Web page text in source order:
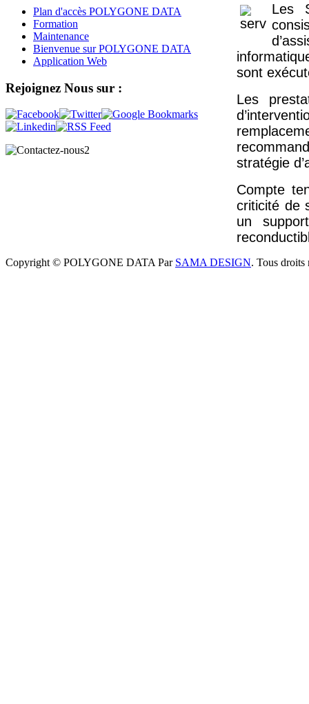
Plan d'accès POLYGONE DATA
Formation
Maintenance
Bienvenue sur POLYGONE DATA
Application Web
Rejoignez Nous sur :
Les
sont
Les
stratégie
Compte
criticité de
un
Copyright © POLYGONE DATA Par SAMA DESIGN. Tous droits